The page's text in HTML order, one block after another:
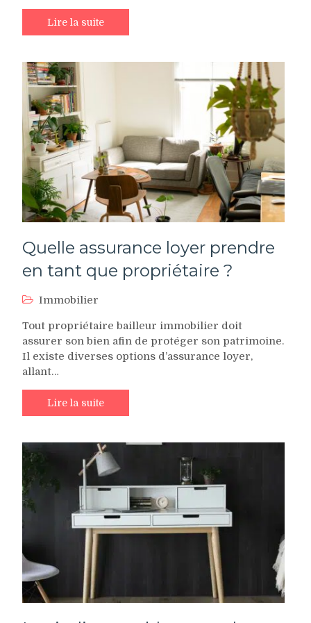
Lire la suite
Quelle assurance loyer prendre
en tant que propriétaire ?
Immobilier
Tout propriétaire bailleur immobilier doit
assurer son bien afin de protéger son patrimoine.
Il existe diverses options d’assurance loyer,
allant…
Lire la suite